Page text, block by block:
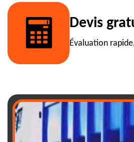
Devis
Évaluation